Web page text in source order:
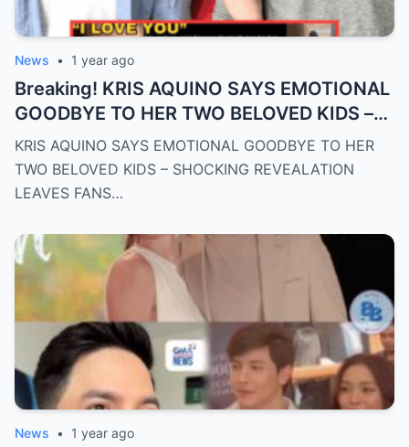
News • 1 year ago
Breaking! KRIS AQUINO SAYS EMOTIONAL
GOODBYE TO HER TWO BELOVED KIDS –
SH0CKING REVEALATION LEAVES FANS
HEARTBROKEN!
KRIS AQUINO SAYS EMOTIONAL GOODBYE TO HER
TWO BELOVED KIDS – SHOCKING REVEALATION
LEAVES FANS…
News • 1 year ago